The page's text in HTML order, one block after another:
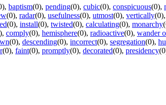
, baptism(0), pending(0), cubic(0), conspicuous(0),
(0), radar(0), usefulness(0), utmost(0), vertically(0)
(0), install(0), twisted(0), calculating(0), monarchy
, comply(0), hemisphere(0), radioactive(0), wander
(0), descending(0), incorrect(0), segregation(0),
(0), faint(0), promptly(0), decorated(0), presidency